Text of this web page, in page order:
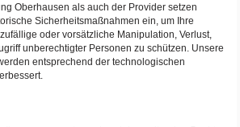
Oberhausen als auch der Provider setzen
Sicherheitsmaßnahmen ein, um Ihre
oder vorsätzliche Manipulation, Verlust,
unberechtigter Personen zu schützen. Unsere
entsprechend der technologischen